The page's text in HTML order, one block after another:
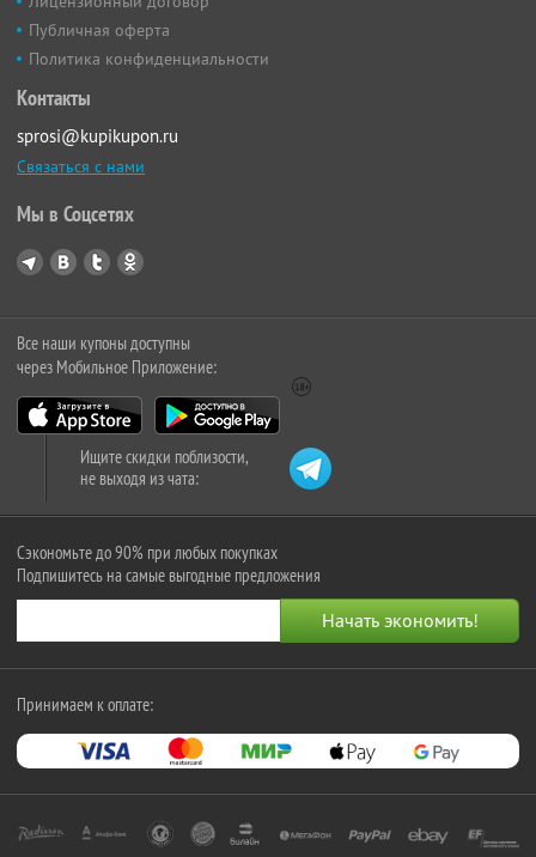
Публичная оферта
Политика конфиденциальности
Контакты
sprosi@kupikupon.ru
Связаться с нами
Мы в Соцсетях
Все наши купоны доступны
через Мобильное Приложение:
Ищите скидки поблизости,
не выходя из чата:
Сэкономьте до 90% при любых покупках
Подпишитесь на самые выгодные предложения
Принимаем к оплате: